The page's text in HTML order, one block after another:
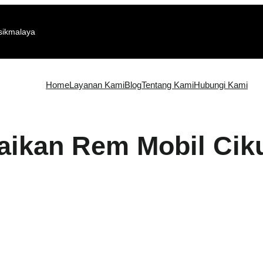
HomeLayanan KamiBlogTentang KamiHubungi Kami
Rem Mobil